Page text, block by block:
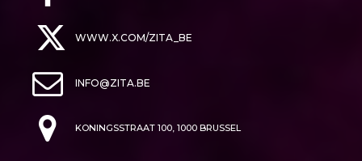
WWW.X.COM/ZITA_BE
INFO@ZITA.BE
KONINGSSTRAAT 100, 1000 BRUSSEL